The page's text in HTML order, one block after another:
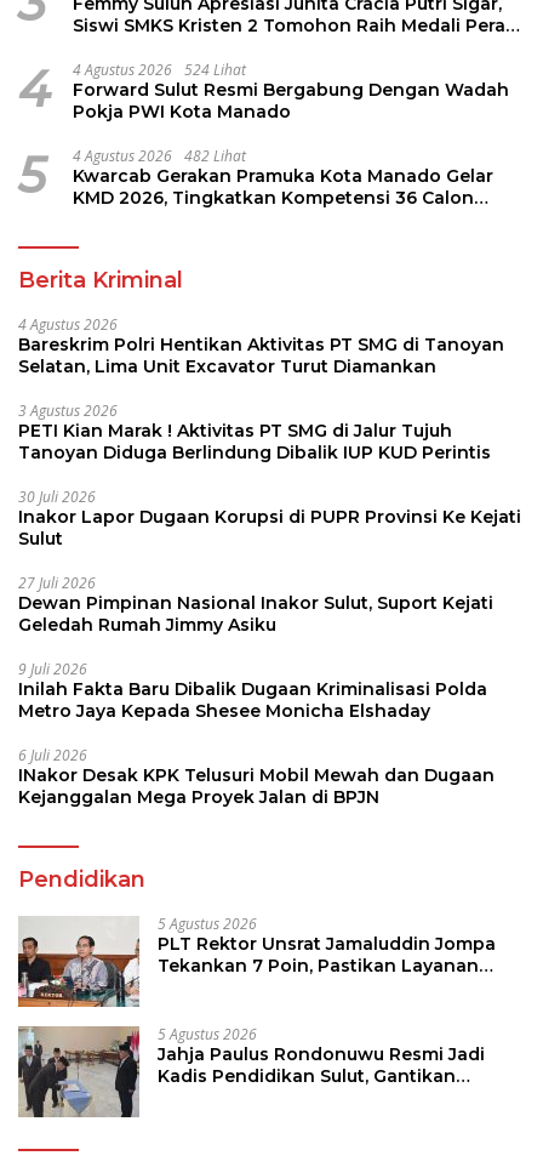
Siswi SMKS Kristen 2 Tomohon Raih Medali Perak
4 4 Agustus 2026 524 Lihat
Forward Sulut Resmi Bergabung Dengan Wadah
Pokja PWI Kota Manado
5 4 Agustus 2026 482 Lihat
Kwarcab Gerakan Pramuka Kota Manado Gelar
KMD 2026, Tingkatkan Kompetensi 36 Calon
Berita Kriminal
4 Agustus 2026
Bareskrim Polri Hentikan Aktivitas PT SMG di Tanoyan
Selatan, Lima Unit Excavator Turut Diamankan
3 Agustus 2026
PETI Kian Marak ! Aktivitas PT SMG di Jalur Tujuh
Tanoyan Diduga Berlindung Dibalik IUP KUD Perintis
30 Juli 2026
Inakor Lapor Dugaan Korupsi di PUPR Provinsi Ke Kejati
Sulut
27 Juli 2026
Dewan Pimpinan Nasional Inakor Sulut, Suport Kejati
Geledah Rumah Jimmy Asiku
9 Juli 2026
Inilah Fakta Baru Dibalik Dugaan Kriminalisasi Polda
Metro Jaya Kepada Shesee Monicha Elshaday
6 Juli 2026
INakor Desak KPK Telusuri Mobil Mewah dan Dugaan
Kejanggalan Mega Proyek Jalan di BPJN
Pendidikan
5 Agustus 2026
PLT Rektor Unsrat Jamaluddin Jompa
Tekankan 7 Poin, Pastikan Layanan
5 Agustus 2026
Jahja Paulus Rondonuwu Resmi Jadi
Kadis Pendidikan Sulut, Gantikan